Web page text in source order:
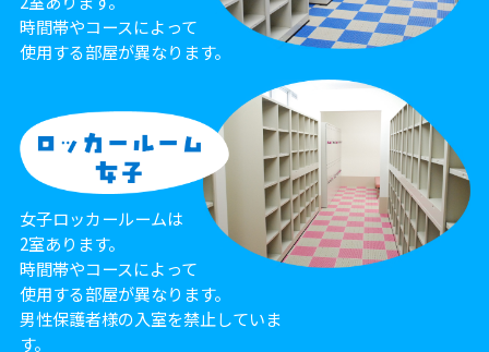
時間帯やコースによって
使用する部屋が異なります。
女子ロッカールームは
2室あります。
時間帯やコースによって
使用する部屋が異なります。
男性保護者様の入室を禁止していま
す。